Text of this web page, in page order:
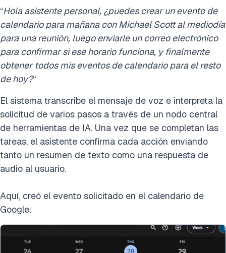
“Hola asistente personal, ¿puedes crear un evento de
calendario para mañana con Michael Scott al mediodía
para una reunión, luego enviarle un correo electrónico
para confirmar si ese horario funciona, y finalmente
obtener todos mis eventos de calendario para el resto
de hoy?“
El sistema transcribe el mensaje de voz e interpreta la
solicitud de varios pasos a través de un nodo central
de herramientas de IA. Una vez que se completan las
tareas, el asistente confirma cada acción enviando
tanto un resumen de texto como una respuesta de
audio al usuario.
Aquí, creó el evento solicitado en el calendario de
Google: